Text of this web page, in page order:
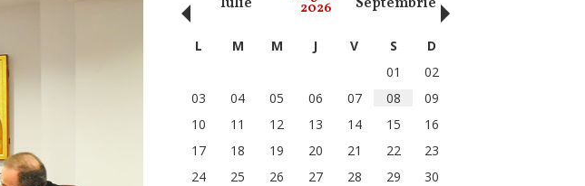
2026
‹ L M M J V S
D
01
02
03
04 05 06 07 08
09
10
11 12 13 14 15
16
17
18 19 20 21 22
23
24
25 26 27 28 29
30